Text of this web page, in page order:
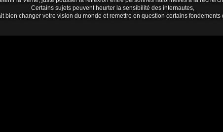
Certains sujets peuvent heurter la sensibilité des internautes,
bien changer votre vision du monde et remettre en question certains fondements